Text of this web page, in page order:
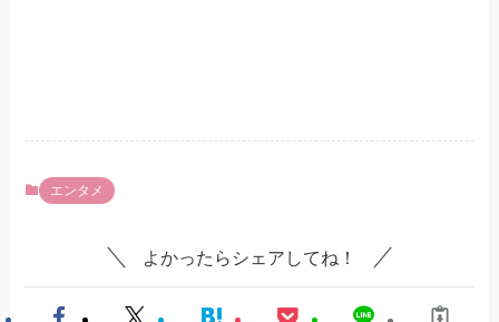
エンタメ
よかったらシェアしてね！